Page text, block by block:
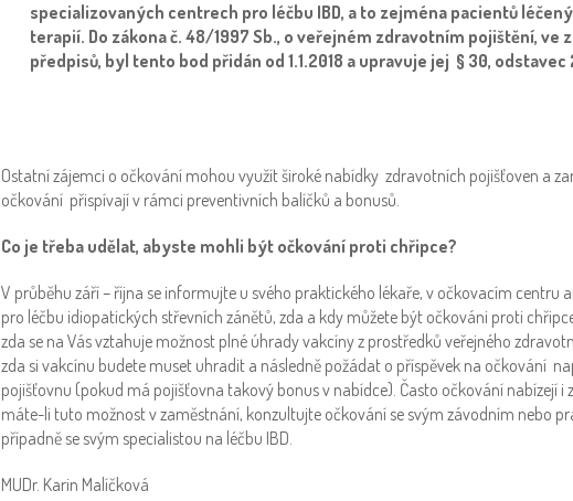
specializovaných centrech pro léčbu IBD, a to zejména pacientů
terapií. Do zákona č. 48/1997 Sb., o veřejném zdravotním pojištění, ve
předpisů, byl tento bod přidán od 1.1.2018 a upravuje jej § 30, odstavec
Ostatní zájemci o očkování mohou využít široké nabídky zdravotních pojišťoven a
očkování přispívají v rámci preventivních balíčků a bonusů.
Co je třeba udělat, abyste mohli být očkování proti chřipce?
V průběhu září – října se informujte u svého praktického lékaře, v očkovacím centru
pro léčbu idiopatických střevních zánětů, zda a kdy můžete být očkováni proti
zda se na Vás vztahuje možnost plné úhrady vakcíny z prostředků veřejného
zda si vakcínu budete muset uhradit a následně požádat o příspěvek na očkování
pojišťovnu (pokud má pojišťovna takový bonus v nabídce). Často očkování nabízejí i
máte-li tuto možnost v zaměstnání, konzultujte očkování se svým závodním nebo
případně se svým specialistou na léčbu IBD.
MUDr. Karin Malíčková